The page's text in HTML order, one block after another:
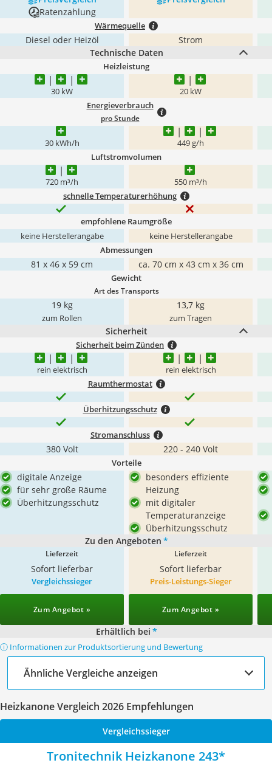
Ratenzahlung
Wärmequelle
Diesel oder Heizöl
Strom
Technische Daten
Heizleistung
30 kW 20 kW
Energieverbrauch
pro Stunde
30 kWh/h 449 g/h
Luftstromvolumen
720 m³/h 550 m³/h
schnelle Temperaturerhöhung
empfohlene Raumgröße
keine Herstellerangabe keine Herstellerangabe
Abmessungen
‎81 x 46 x 59 cm ca. 70 cm x 43 cm x 36 cm
Gewicht
Art des Transports
19 kg
zum Rollen
13,7 kg
zum Tragen
Sicherheit
Sicherheit beim Zünden
rein elektrisch rein elektrisch
Raumthermostat
Überhitzungsschutz
Stromanschluss
380 Volt 220 - 240 Volt
Vorteile
digitale Anzeige
für sehr große Räume
Überhitzungsschutz
besonders effiziente
Heizung
mit digitaler
Temperaturanzeige
Überhitzungsschutz
Zu den Angeboten *
Lieferzeit
Sofort lieferbar
Lieferzeit
Sofort lieferbar
Vergleichssieger
Zum Angebot »
Preis-Leistungs-Sieger
Zum Angebot »
Erhältlich bei *
ⓘ Informationen zur Produktsortierung und Bewertung
Ähnliche Vergleiche anzeigen
Heizkanone Vergleich 2026 Empfehlungen
Vergleichssieger
Tronitechnik Heizkanone 243